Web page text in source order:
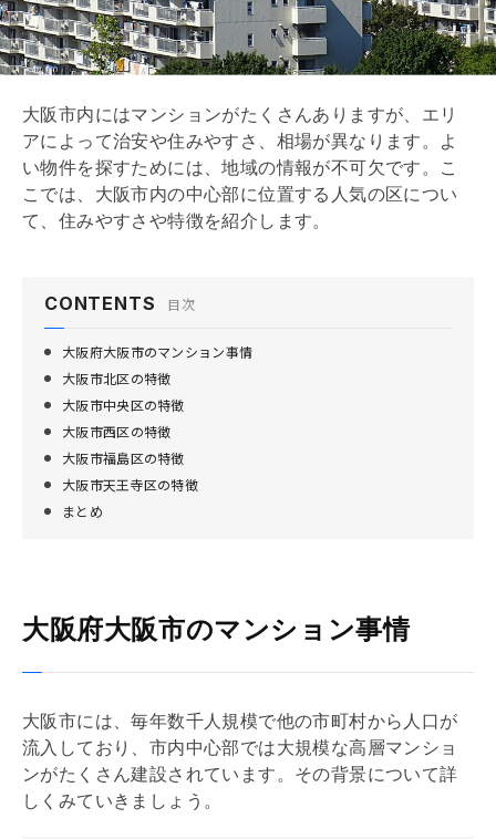
大阪市内にはマンションがたくさんありますが、エリ
アによって治安や住みやすさ、相場が異なります。よ
い物件を探すためには、地域の情報が不可欠です。こ
こでは、大阪市内の中心部に位置する人気の区につい
て、住みやすさや特徴を紹介します。
CONTENTS 目次
大阪府大阪市のマンション事情
大阪市北区の特徴
大阪市中央区の特徴
大阪市西区の特徴
大阪市福島区の特徴
大阪市天王寺区の特徴
まとめ
大阪府大阪市のマンション事情
大阪市には、毎年数千人規模で他の市町村から人口が
流入しており、市内中心部では大規模な高層マンショ
ンがたくさん建設されています。その背景について詳
しくみていきましょう。